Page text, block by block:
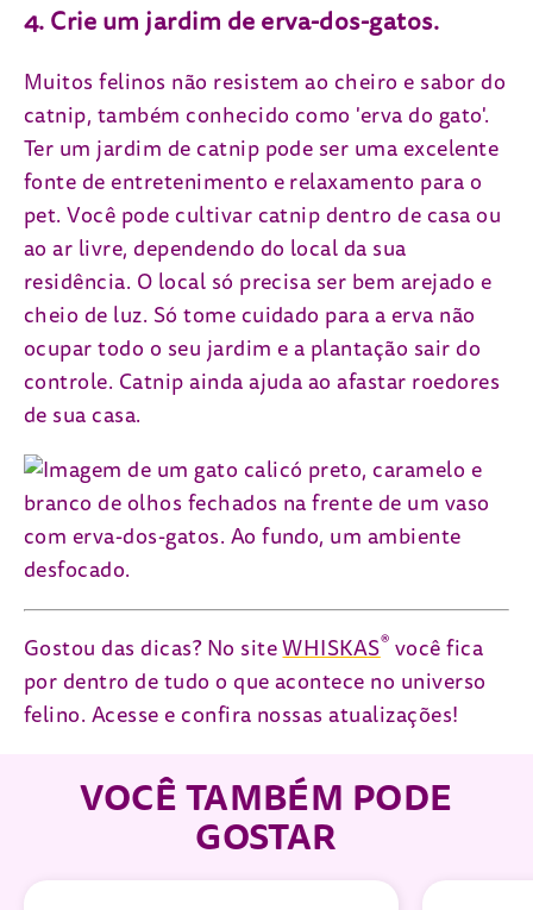
4. Crie um jardim de erva-dos-gatos.
Muitos felinos não resistem ao cheiro e sabor do
catnip, também conhecido como 'erva do gato'.
Ter um jardim de catnip pode ser uma excelente
fonte de entretenimento e relaxamento para o
pet. Você pode cultivar catnip dentro de casa ou
ao ar livre, dependendo do local da sua
residência. O local só precisa ser bem arejado e
cheio de luz. Só tome cuidado para a erva não
ocupar todo o seu jardim e a plantação sair do
controle. Catnip ainda ajuda ao afastar roedores
de sua casa.
Gostou das dicas? No siteWHISKAS® você fica
por dentro de tudo o que acontece no universo
felino. Acesse e confira nossas atualizações!
VOCÊ TAMBÉM PODE
GOSTAR